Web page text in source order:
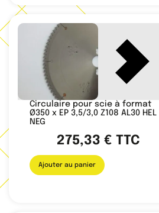
Circulaire pour scie à format
Ø350 x EP 3,5/3,0 Z108 AL30 HEL
NEG
275,33 € TTC
Ajouter au panier